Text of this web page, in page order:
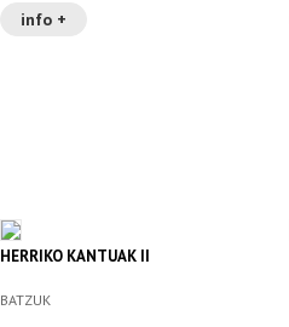
info +
HERRIKO KANTUAK II
BATZUK